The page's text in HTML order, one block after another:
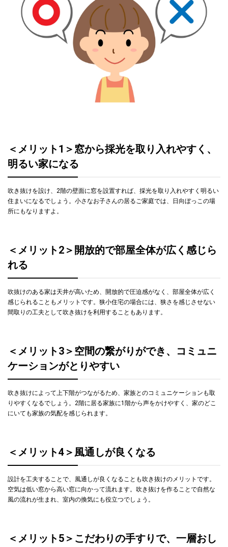
＜メリット1＞窓から採光を取り入れやすく、
明るい家になる
吹き抜けを設け、2階の壁面に窓を設置すれば、採光を取り入れやすく明るい
住まいになるでしょう。小さなお子さんの居るご家庭では、日向ぼっこの場
所にもなりますよ。
＜メリット2＞開放的で部屋全体が広く感じら
れる
吹抜けのある家は天井が高いため、開放的で圧迫感がなく、部屋全体が広く
感じられることもメリットです。狭小住宅の場合には、狭さを感じさせない
間取りの工夫として吹き抜けを利用することもあります。
＜メリット3＞空間の繋がりができ、コミュニ
ケーションがとりやすい
吹き抜けによって上下階がつながるため、家族とのコミュニケーションも取
りやすくなるでしょう。2階に居る家族に1階から声をかけやすく、家のどこ
にいても家族の気配を感じられます。
＜メリット4＞風通しが良くなる
設計を工夫することで、風通しが良くなることも吹き抜けのメリットです。
空気は低い窓から高い窓に向かって流れます。吹き抜けを作ることで自然な
風の流れが生まれ、室内の換気にも役立つでしょう。
＜メリット5＞こだわりの手すりで、一層おし